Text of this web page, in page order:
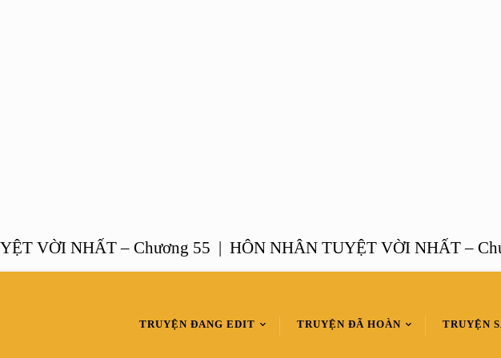
NHẤT – Chương 55 |HÔN NHÂN TUYỆT VỜI NHẤT –
TRUYỆN ĐANG EDIT TRUYỆN ĐÃ HOÀN TRUYỆN